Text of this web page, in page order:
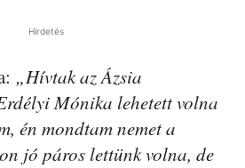
Hirdetés
„Hívtak az Ázsia
Mónika lehetett volna
én mondtam nemet a
jó páros lettünk volna, de